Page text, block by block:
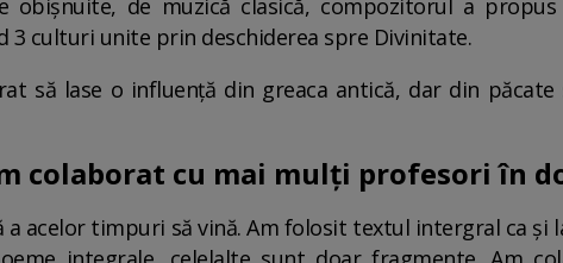
obișnuite, de muzică clasică, compozitorul a
3 culturi unite prin deschiderea spre Divinitate.
să lase o influență din greaca antică, dar din
colaborat cu mai mulți profesori în
acelor timpuri să vină. Am folosit textul intergral ca și